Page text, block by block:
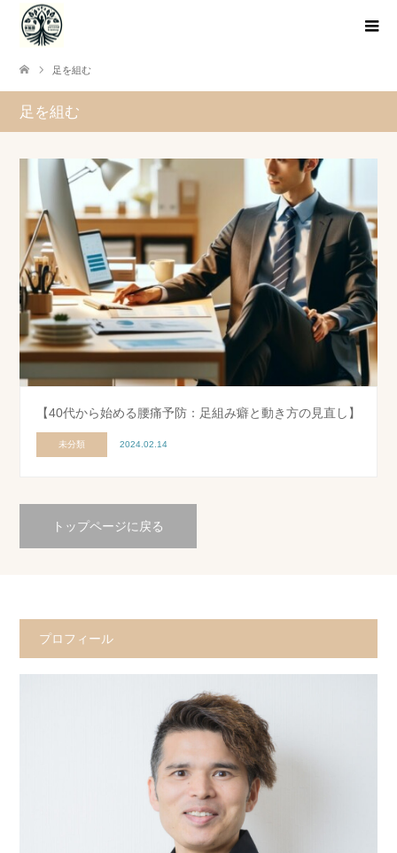
足を組む
足を組む
【40代から始める腰痛予防：足組み癖と動き方の見直し】
未分類 2024.02.14
トップページに戻る
プロフィール